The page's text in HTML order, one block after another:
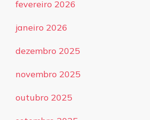
fevereiro 2026
janeiro 2026
dezembro 2025
novembro 2025
outubro 2025